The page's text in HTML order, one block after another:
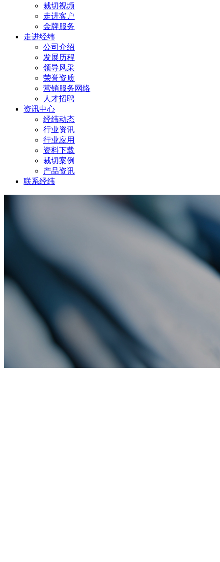
裁切视频
走进客户
金牌服务
走进经纬
公司介绍
发展历程
领导风采
荣誉资质
营销服务网络
人才招聘
资讯中心
经纬动态
行业资讯
行业应用
资料下载
裁切案例
产品资讯
联系经纬